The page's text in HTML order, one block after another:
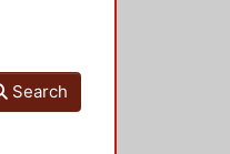
Search